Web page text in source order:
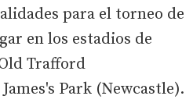
para el torneo de
en los estadios de
Trafford
Park (Newcastle).